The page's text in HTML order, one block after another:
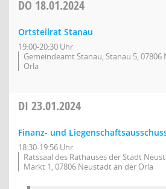
DO 18.01.2024
Ortsteilrat Stanau
19:00-20:30 Uhr
Gemeindeamt Stanau, Stanau 5,
Orla
DI 23.01.2024
Finanz- und
18:30-19:56 Uhr
Ratssaal des Rathauses der Stadt
Markt 1, 07806 Neustadt an der Orla